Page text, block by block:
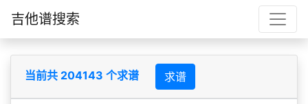
吉他谱搜索
当前共 204143 个求谱 求谱